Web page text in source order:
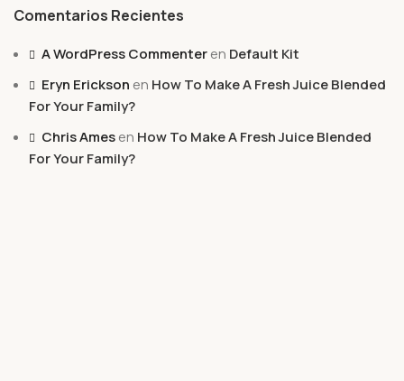
Comentarios Recientes
A WordPress Commenteren Default Kit
Eryn Erickson en How To Make A Fresh Juice Blended
For Your Family?
Chris Amesen How To Make A Fresh Juice Blended
For Your Family?